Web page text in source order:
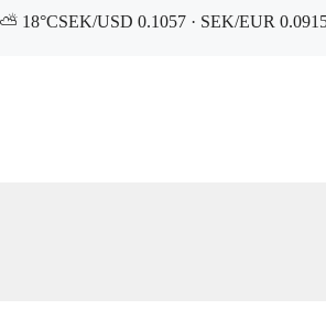
18°CSEK/USD 0.1057 · SEK/EUR